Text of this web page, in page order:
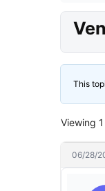
This
Viewing
06/28/